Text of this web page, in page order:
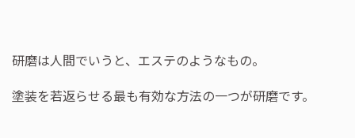
研磨は人間でいうと、エステのようなもの。
塗装を若返らせる最も有効な方法の一つが研磨です。